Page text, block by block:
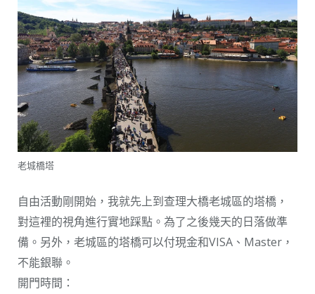
老城橋塔
自由活動剛開始，我就先上到查理大橋老城區的塔橋，
對這裡的視角進行實地踩點。為了之後幾天的日落做準
備。另外，老城區的塔橋可以付現金和VISA、Master，
不能銀聯。
開門時間：